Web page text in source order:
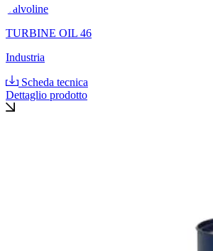
Valvoline
TURBINE OIL 46
Industria
Scheda tecnica
Dettaglio prodotto